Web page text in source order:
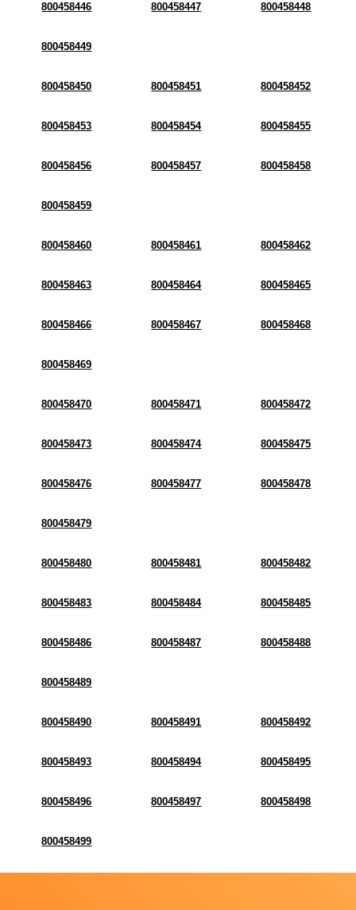
800458446 800458447 800458448
800458449
800458450 800458451 800458452
800458453 800458454 800458455
800458456 800458457 800458458
800458459
800458460 800458461 800458462
800458463 800458464 800458465
800458466 800458467 800458468
800458469
800458470 800458471 800458472
800458473 800458474 800458475
800458476 800458477 800458478
800458479
800458480 800458481 800458482
800458483 800458484 800458485
800458486 800458487 800458488
800458489
800458490 800458491 800458492
800458493 800458494 800458495
800458496 800458497 800458498
800458499